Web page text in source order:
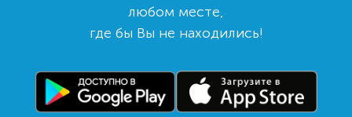
любом месте,
где бы Вы не находились!